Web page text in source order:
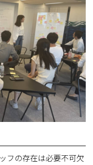
フの存在は必要不可欠